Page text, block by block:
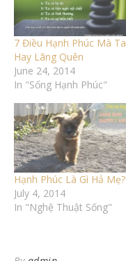
7 Điều Hạnh Phúc Mà Ta
Hay Lãng Quên
June 24, 2014
In "Sống Hạnh Phúc"
Hạnh Phúc Là Gì Hả Mẹ?
July 4, 2014
In "Nghệ Thuật Sống"